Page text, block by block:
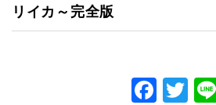
リイカ～完全版